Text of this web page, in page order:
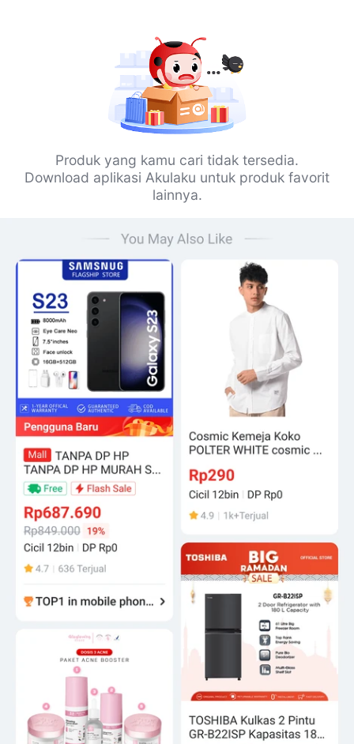
Produk yang kamu cari tidak tersedia.
Download aplikasi Akulaku untuk produk favorit
lainnya.